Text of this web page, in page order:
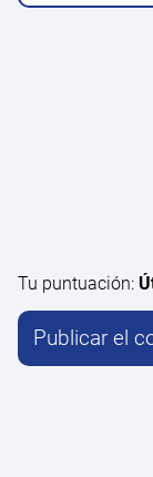
Tu puntuación: